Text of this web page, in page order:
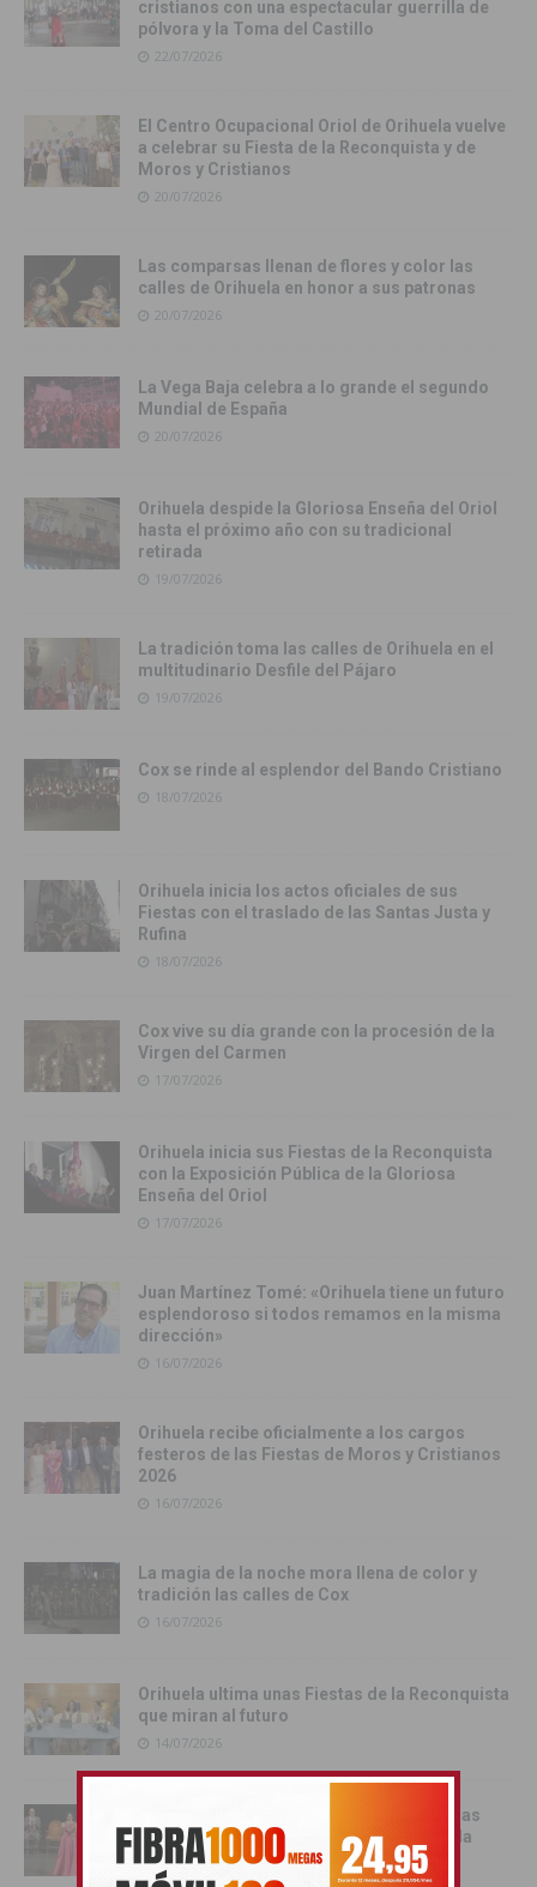
cristianos con una espectacular guerrilla de
pólvora y la Toma del Castillo
22/07/2026
El Centro Ocupacional Oriol de Orihuela vuelve
a celebrar su Fiesta de la Reconquista y de
Moros y Cristianos
20/07/2026
Las comparsas llenan de flores y color las
calles de Orihuela en honor a sus patronas
20/07/2026
La Vega Baja celebra a lo grande el segundo
Mundial de España
20/07/2026
Orihuela despide la Gloriosa Enseña del Oriol
hasta el próximo año con su tradicional
retirada
19/07/2026
La tradición toma las calles de Orihuela en el
multitudinario Desfile del Pájaro
19/07/2026
Cox se rinde al esplendor del Bando Cristiano
18/07/2026
Orihuela inicia los actos oficiales de sus
Fiestas con el traslado de las Santas Justa y
Rufina
18/07/2026
Cox vive su día grande con la procesión de la
Virgen del Carmen
17/07/2026
Orihuela inicia sus Fiestas de la Reconquista
con la Exposición Pública de la Gloriosa
Enseña del Oriol
17/07/2026
Juan Martínez Tomé: «Orihuela tiene un futuro
esplendoroso si todos remamos en la misma
dirección»
16/07/2026
Orihuela recibe oficialmente a los cargos
festeros de las Fiestas de Moros y Cristianos
2026
16/07/2026
La magia de la noche mora llena de color y
tradición las calles de Cox
16/07/2026
Orihuela ultima unas Fiestas de la Reconquista
que miran al futuro
14/07/2026
La Exaltación Festera abre el camino de las
Fiestas de Moros y Cristianos de Orihuela
12/07/2026